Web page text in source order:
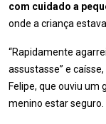
com cuidado a
onde a criança estava.
“Rapidamente
assustasse” e
Felipe, que ouviu
menino estar seguro.